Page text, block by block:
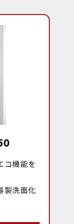
コ機能を
製洗面化